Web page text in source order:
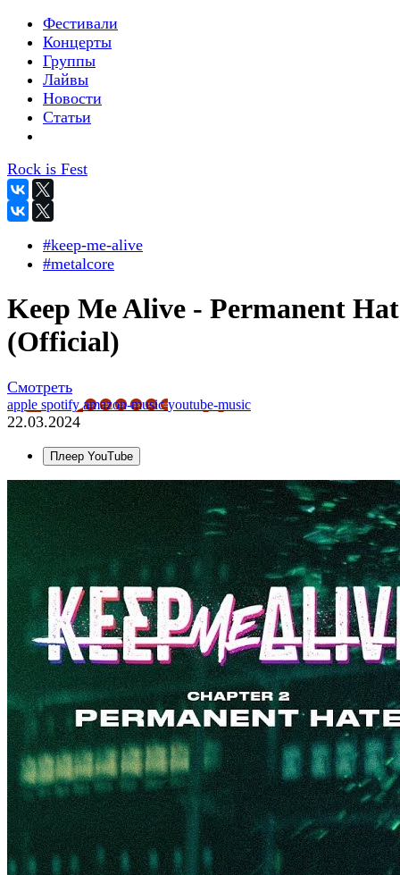
Фестивали
Концерты
Группы
Лайвы
Новости
Статьи
Rock is Fest
#keep-me-alive
#metalcore
Keep Me Alive - Permanent
(Official)
Смотреть
apple spotifyamazon-musicyoutube-music
22.03.2024
Плеер YouTube